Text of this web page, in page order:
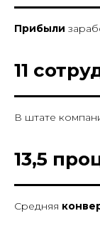
Прибыли
11
В штате
13,5
Средняя